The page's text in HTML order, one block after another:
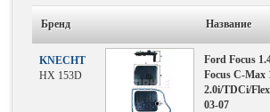
Бренд Название
KNECHT
HX 153D
Ford Focus
Focus C-Max
2.0i/TDCi/
03-07